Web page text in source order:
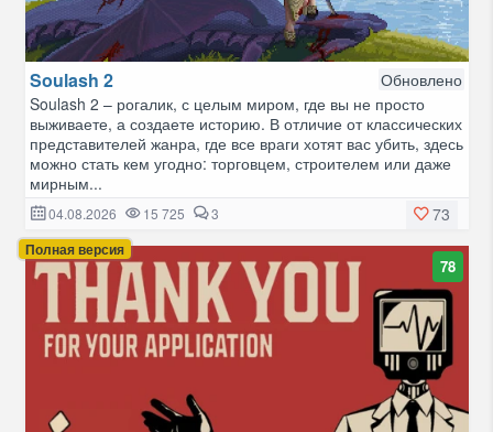
Soulash 2
Обновлено
Soulash 2 – рогалик, с целым миром, где вы не просто
выживаете, а создаете историю. В отличие от классических
представителей жанра, где все враги хотят вас убить, здесь
можно стать кем угодно: торговцем, строителем или даже
мирным...
73
04.08.2026 15 725 3
Полная версия
78